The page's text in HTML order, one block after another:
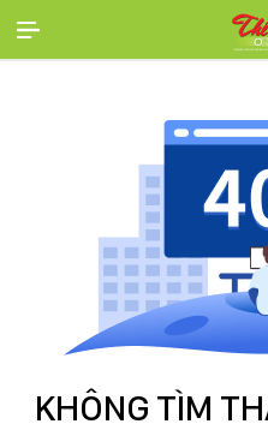
KHÔNG TÌM